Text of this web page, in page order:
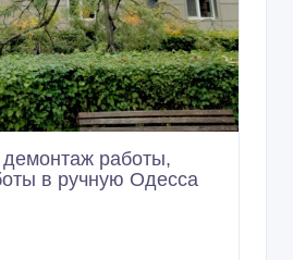
работы,
в ручную Одесса